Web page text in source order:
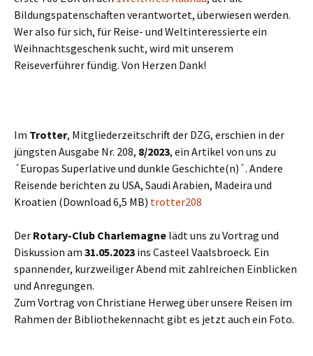
Bildungspatenschaften verantwortet, überwiesen werden.
Wer also für sich, für Reise- und Weltinteressierte ein
Weihnachtsgeschenk sucht, wird mit unserem
Reiseverführer fündig. Von Herzen Dank!
Im Trotter, Mitgliederzeitschrift der DZG, erschien in der
jüngsten Ausgabe Nr. 208, 8/2023, ein Artikel von uns zu
´Europas Superlative und dunkle Geschichte(n)´. Andere
Reisende berichten zu USA, Saudi Arabien, Madeira und
Kroatien (Download 6,5 MB) trotter208
Der Rotary-Club Charlemagne lädt uns zu Vortrag und
Diskussion am 31.05.2023 ins Casteel Vaalsbroeck. Ein
spannender, kurzweiliger Abend mit zahlreichen Einblicken
und Anregungen.
Zum Vortrag von Christiane Herweg über unsere Reisen im
Rahmen der Bibliothekennacht gibt es jetzt auch ein Foto.